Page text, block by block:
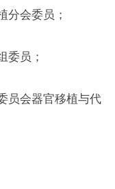
分会委员；
委员；
员会器官移植与代